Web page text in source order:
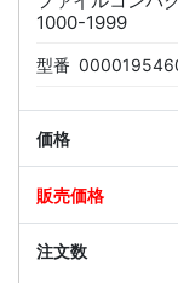
1000-1999
型番